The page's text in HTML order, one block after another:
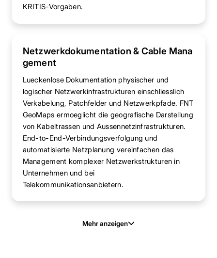
KRITIS-Vorgaben.
Netzwerkdokumentation & Cable Mana
gement
Lueckenlose Dokumentation physischer und
logischer Netzwerkinfrastrukturen einschliesslich
Verkabelung, Patchfelder und Netzwerkpfade. FNT
GeoMaps ermoeglicht die geografische Darstellung
von Kabeltrassen und Aussennetzinfrastrukturen.
End-to-End-Verbindungsverfolgung und
automatisierte Netzplanung vereinfachen das
Management komplexer Netzwerkstrukturen in
Unternehmen und bei
Telekommunikationsanbietern.
Mehr anzeigen